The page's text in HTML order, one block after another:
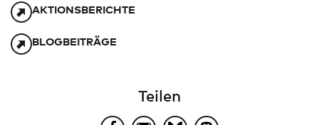
AKTIONSBERICHTE
BLOGBEITRÄGE
Teilen